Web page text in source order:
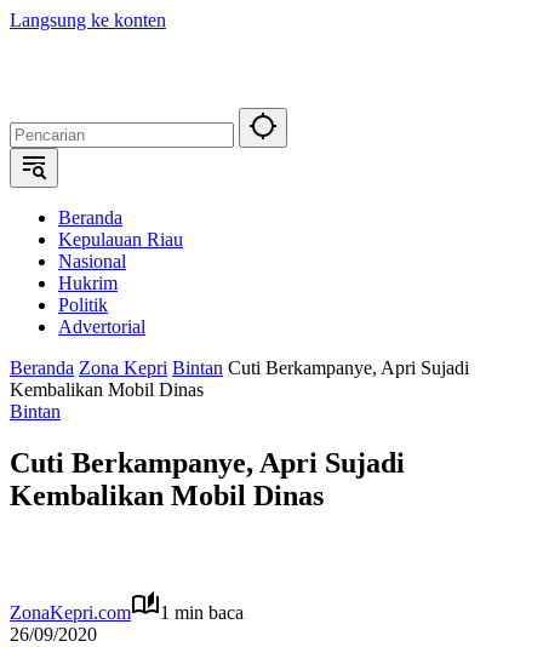
Langsung ke konten
Beranda
Kepulauan Riau
Nasional
Hukrim
Politik
Advertorial
Beranda Zona Kepri Bintan Cuti Berkampanye, Apri Sujadi
Kembalikan Mobil Dinas
Bintan
Cuti Berkampanye, Apri Sujadi
Kembalikan Mobil Dinas
ZonaKepri.com
1 min baca
26/09/2020